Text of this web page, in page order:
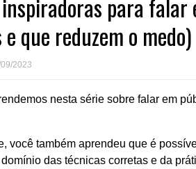
para falar
que reduzem o medo)
2023
nesta série sobre falar em
você também aprendeu que é
das técnicas corretas e da